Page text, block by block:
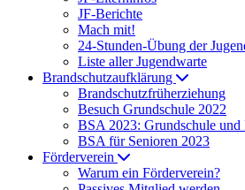
JF-Berichte
Mach mit!
24-Stunden-Übung der
Liste aller Jugendwarte
Brandschutzaufklärung
Brandschutzfrüherziehung
Besuch Grundschule 2022
BSA 2023: Grundschule und
BSA für Senioren 2023
Förderverein
Warum ein Förderverein?